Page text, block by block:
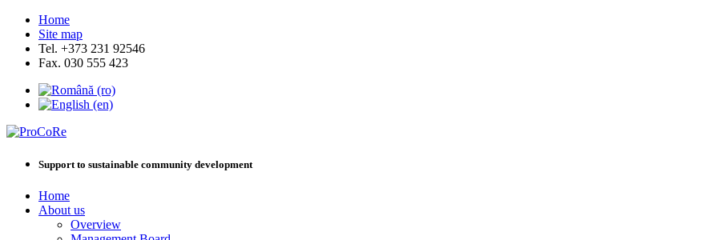
Home
Site map
Tel. +373 231 92546
Fax. 030 555 423
Support to sustainable community development
Home
About us
Overview